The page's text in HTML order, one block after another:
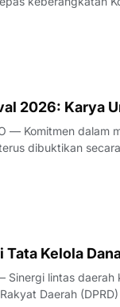
yang
2026: Karya
— Komitmen dalam
dibuktikan
partisipasi aktif
Tata Kelola
Sinergi lintas
Daerah